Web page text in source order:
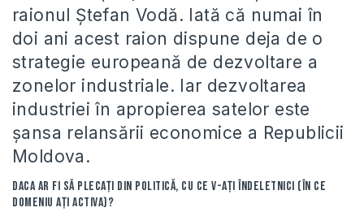
raionul Ştefan Vodă. Iată că numai în
doi ani acest raion dispune deja de o
strategie europeană de dezvoltare a
zonelor industriale. Iar dezvoltarea
industriei în apropierea satelor este
şansa relansării economice a Republicii
Moldova.
Daca ar fi să plecaţi din politică, cu ce v-aţi îndeletnici (în ce
domeniu aţi activa)?